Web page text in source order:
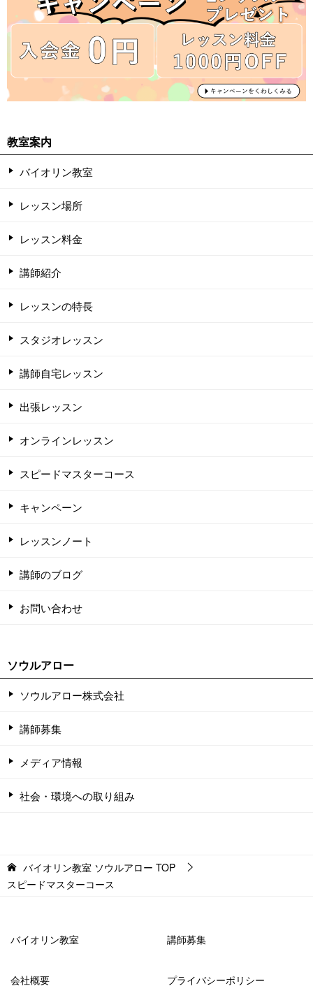
教室案内
バイオリン教室
レッスン場所
レッスン料金
講師紹介
レッスンの特長
スタジオレッスン
講師自宅レッスン
出張レッスン
オンラインレッスン
スピードマスターコース
キャンペーン
レッスンノート
講師のブログ
お問い合わせ
ソウルアロー
ソウルアロー株式会社
講師募集
メディア情報
社会・環境への取り組み
バイオリン教室 ソウルアロー TOP
スピードマスターコース
バイオリン教室 講師募集
会社概要 プライバシーポリシー